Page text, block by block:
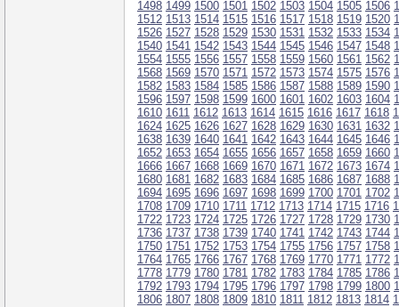
1498 1499 1500 1501 1502 1503 1504 1505 1506
1512 1513 1514 1515 1516 1517 1518 1519 1520
1526 1527 1528 1529 1530 1531 1532 1533 1534
1540 1541 1542 1543 1544 1545 1546 1547 1548
1554 1555 1556 1557 1558 1559 1560 1561 1562
1568 1569 1570 1571 1572 1573 1574 1575 1576
1582 1583 1584 1585 1586 1587 1588 1589 1590
1596 1597 1598 1599 1600 1601 1602 1603 1604
1610 1611 1612 1613 1614 1615 1616 1617 1618
1624 1625 1626 1627 1628 1629 1630 1631 1632
1638 1639 1640 1641 1642 1643 1644 1645 1646
1652 1653 1654 1655 1656 1657 1658 1659 1660
1666 1667 1668 1669 1670 1671 1672 1673 1674
1680 1681 1682 1683 1684 1685 1686 1687 1688
1694 1695 1696 1697 1698 1699 1700 1701 1702
1708 1709 1710 1711 1712 1713 1714 1715 1716
1722 1723 1724 1725 1726 1727 1728 1729 1730
1736 1737 1738 1739 1740 1741 1742 1743 1744
1750 1751 1752 1753 1754 1755 1756 1757 1758
1764 1765 1766 1767 1768 1769 1770 1771 1772
1778 1779 1780 1781 1782 1783 1784 1785 1786
1792 1793 1794 1795 1796 1797 1798 1799 1800
1806 1807 1808 1809 1810 1811 1812 1813 1814